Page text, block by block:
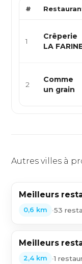
#
1
Crêperie
LA
2
Comme
un grain
Autres villes à
Meilleurs
0,6 km •53
Meilleurs
2,4 km •1